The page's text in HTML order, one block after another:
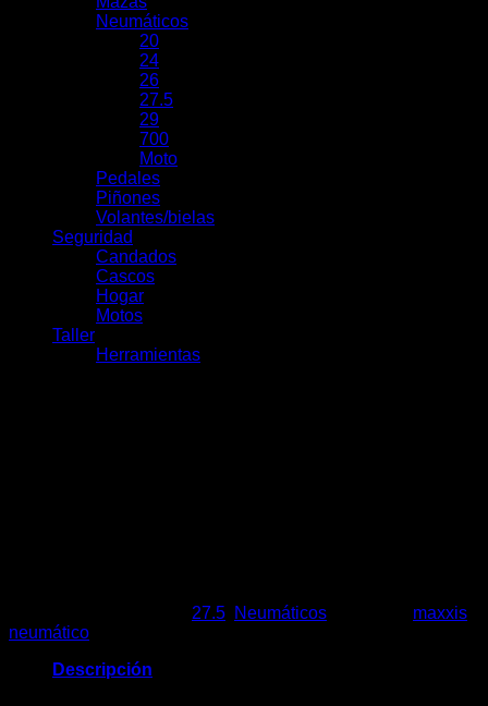
Neumáticos
20
24
26
27.5
29
700
Moto
Pedales
Piñones
Volantes/bielas
Seguridad
Candados
Cascos
Hogar
Motos
Taller
Herramientas
27.5 Neumáticos maxxis
neumático
Descripción